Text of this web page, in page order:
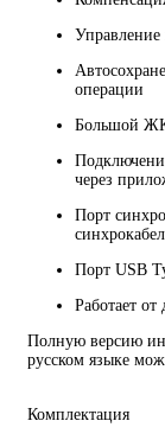
операции
Большой
через
Порт
Порт USB
Работает
Полную версию
русском языке
Комплектация